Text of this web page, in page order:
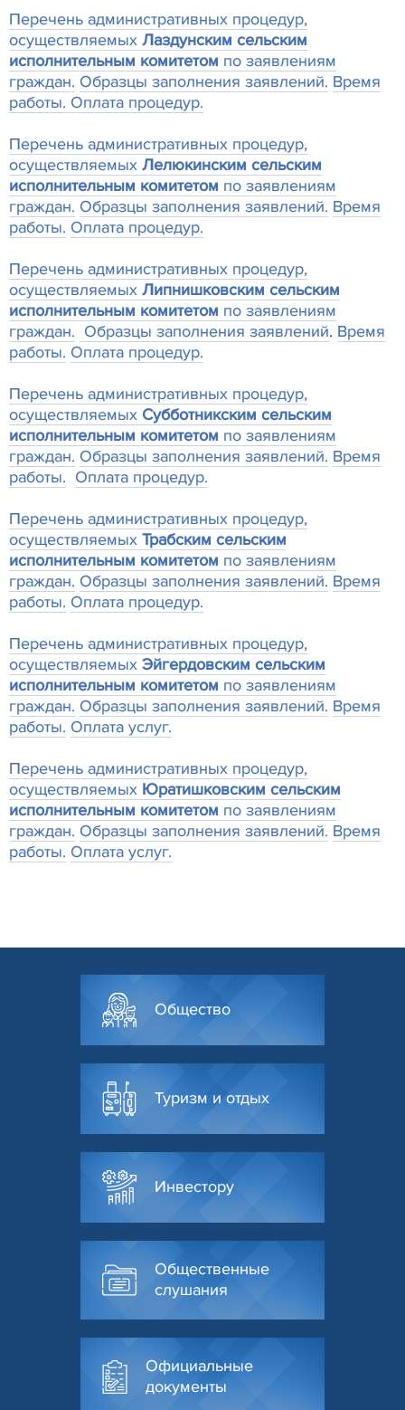
Перечень административных процедур,
осуществляемых Лаздунским сельским
исполнительным комитетом по заявлениям
граждан. Образцы заполнения заявлений. Время
работы. Оплата процедур.
Перечень административных процедур,
осуществляемых Лелюкинским сельским
исполнительным комитетом по заявлениям
граждан. Образцы заполнения заявлений. Время
работы. Оплата процедур.
Перечень административных процедур,
осуществляемых Липнишковским сельским
исполнительным комитетом по заявлениям
граждан. Образцы заполнения заявлений. Время
работы. Оплата процедур.
Перечень административных процедур,
осуществляемых Субботникским сельским
исполнительным комитетом по заявлениям
граждан. Образцы заполнения заявлений. Время
работы. Оплата процедур.
Перечень административных процедур,
осуществляемых Трабским сельским
исполнительным комитетом по заявлениям
граждан. Образцы заполнения заявлений. Время
работы. Оплата процедур.
Перечень административных процедур,
осуществляемых Эйгердовским сельским
исполнительным комитетом по заявлениям
граждан. Образцы заполнения заявлений. Время
работы. Оплата услуг.
Перечень административных процедур,
осуществляемых Юратишковским сельским
исполнительным комитетом по заявлениям
граждан. Образцы заполнения заявлений. Время
работы. Оплата услуг.
Общество
Туризм и отдых
Инвестору
Общественные
слушания
Официальные
документы